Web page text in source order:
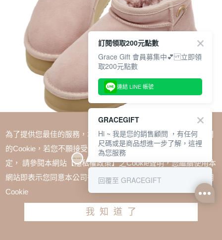
Care Bears -樂觀小熊短筒絨毛厚底雪靴 粉
為了提供您最佳的服務，本網站會在您的電腦中放置並取用我們
的Cookie，若您不願接受Cookie時應如何變更電腦的Cookie設
定， 請參閱本網站【隱私權政策】之Cookie聲明，您繼續使用本
網站即表示您同意本公司得按本網站使用條款之Cookie聲明使用
Cookie
我知道了
訂閱領取200元點數
Grace Gift 會員募集中💕 立即領
取200元點數
連結 LINE 帳號
GRACEGIFT
Hi ~ 我是您的銷售顧問 ，有任何
尺碼或是商品想進一步了解，這裡
為您服務
回覆至 GRACEGIFT